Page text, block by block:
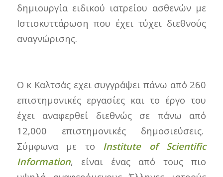
δημιουργία ειδικού ιατρείου ασθενών με
Ιστιοκυττάρωση που έχει τύχει διεθνούς
αναγνώρισης.
Ο κ Καλτσάς εχει συγγράψει πάνω από 260
επιστημονικές εργασίες και το έργο του
έχει αναφερθεί διεθνώς σε πάνω από
12,000 επιστημονικές δημοσιεύσεις.
Σύμφωνα με το Institute of
Scientific
Information, είναι ένας από τους πιο